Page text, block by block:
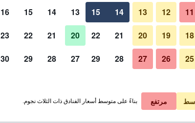
في الليلة
﷼ عرض الصفقة
11
12
13
14
15
18
19
20
21
22
25
26
27
28
29
13
14
15
16
20
21
22
23
27
28
29
30
مرتفع بناءً على متوسط أسعار الفنادق ذات الثلاث نجوم.